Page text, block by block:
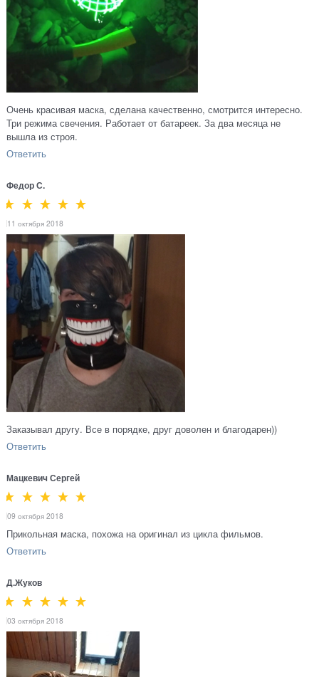
Очень красивая маска, сделана качественно, смотрится интересно.
Три режима свечения. Работает от батареек. За два месяца не
вышла из строя.
Ответить
Федор С.
11 октября 2018
Заказывал другу. Все в порядке, друг доволен и благодарен))
Ответить
Мацкевич Сергей
09 октября 2018
Прикольная маска, похожа на оригинал из цикла фильмов.
Ответить
Д.Жуков
03 октября 2018